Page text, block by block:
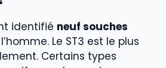
identifié neuf souches
Le ST3 est le plus
Certains types